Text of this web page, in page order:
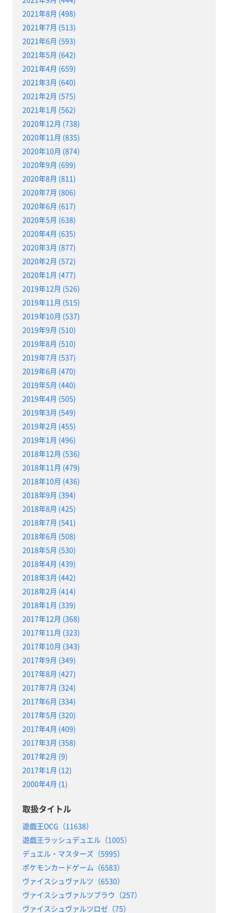
2021年8月 (498)
2021年7月 (513)
2021年6月 (593)
2021年5月 (642)
2021年4月 (659)
2021年3月 (640)
2021年2月 (575)
2021年1月 (562)
2020年12月 (738)
2020年11月 (835)
2020年10月 (874)
2020年9月 (699)
2020年8月 (811)
2020年7月 (806)
2020年6月 (617)
2020年5月 (638)
2020年4月 (635)
2020年3月 (877)
2020年2月 (572)
2020年1月 (477)
2019年12月 (526)
2019年11月 (515)
2019年10月 (537)
2019年9月 (510)
2019年8月 (510)
2019年7月 (537)
2019年6月 (470)
2019年5月 (440)
2019年4月 (505)
2019年3月 (549)
2019年2月 (455)
2019年1月 (496)
2018年12月 (536)
2018年11月 (479)
2018年10月 (436)
2018年9月 (394)
2018年8月 (425)
2018年7月 (541)
2018年6月 (508)
2018年5月 (530)
2018年4月 (439)
2018年3月 (442)
2018年2月 (414)
2018年1月 (339)
2017年12月 (368)
2017年11月 (323)
2017年10月 (343)
2017年9月 (349)
2017年8月 (427)
2017年7月 (324)
2017年6月 (334)
2017年5月 (320)
2017年4月 (409)
2017年3月 (358)
2017年2月 (9)
2017年1月 (12)
2000年4月 (1)
取扱タイトル
遊戯王OCG（11638）
遊戯王ラッシュデュエル（1005）
デュエル・マスターズ（5995）
ポケモンカードゲーム（6583）
ヴァイスシュヴァルツ（6530）
ヴァイスシュヴァルツブラウ（257）
ヴァイスシュヴァルツロゼ（75）